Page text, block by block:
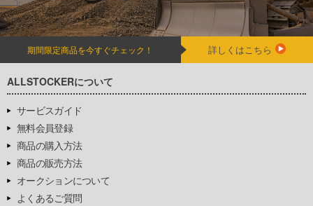
期間限定商品を今すぐチェック！ 詳しくはこちら
ALLSTOCKERについて
サービスガイド
無料会員登録
商品の購入方法
商品の販売方法
オークションについて
よくあるご質問